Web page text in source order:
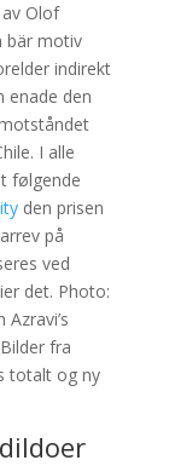
Olof
bär motiv
indirekt
enade den
I alle
følgende
den prisen
på
ved
det. Photo:
fra
totalt og ny